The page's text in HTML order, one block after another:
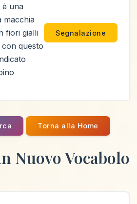
è una
macchia
fiori gialli
questo
Segnalazione
Torna alla Home
Nuovo Vocabolo